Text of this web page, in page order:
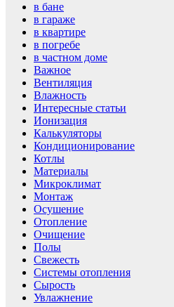
в бане
в гараже
в квартире
в погребе
в частном доме
Важное
Вентиляция
Влажность
Интересные статьи
Ионизация
Калькуляторы
Кондиционирование
Котлы
Материалы
Микроклимат
Монтаж
Осушение
Отопление
Очищение
Полы
Свежесть
Системы отопления
Сырость
Увлажнение